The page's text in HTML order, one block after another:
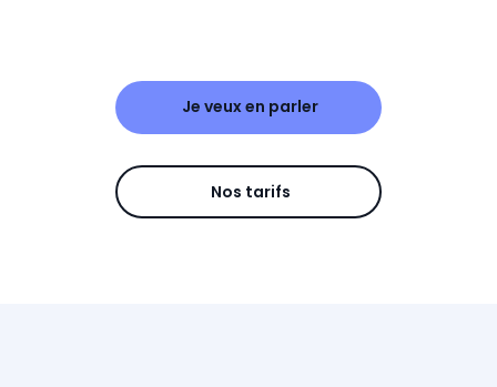
Je veux en parler
Nos tarifs